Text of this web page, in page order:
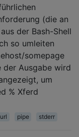
(die an
der Bash-Shell
so umleiten
somepage
Ausgabe wird
um
% Xferd
pipe stderr